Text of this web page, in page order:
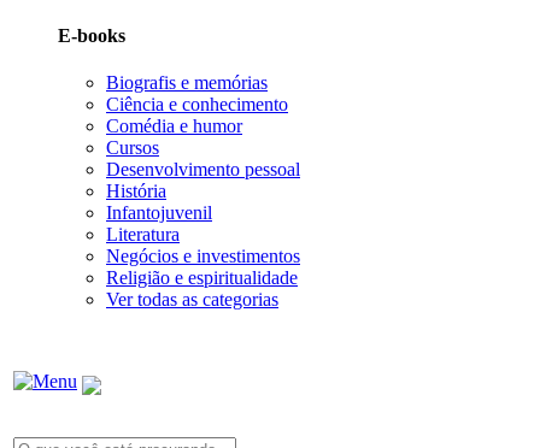
E-books
Biografis e memórias
Ciência e conhecimento
Comédia e humor
Cursos
Desenvolvimento pessoal
História
Infantojuvenil
Literatura
Negócios e investimentos
Religião e espiritualidade
Ver todas as categorias